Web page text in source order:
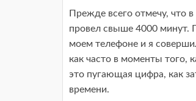
Прежде всего отмечу, что
провел свыше 4000 минут.
моем телефоне и я
как часто в моменты того,
это пугающая цифра, как
времени.